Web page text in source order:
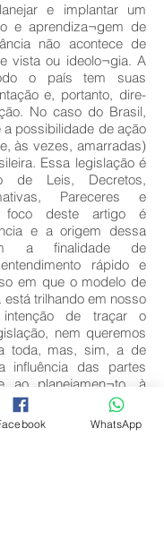
e implantar um
e aprendiza¬gem de
não acontece de
vista ou ideolo¬gia. A
o país tem suas
e, portanto, dire-
No caso do Brasil,
possibilidade de ação
às vezes, amarradas)
Essa legislação é
de Leis, Decretos,
Pareceres e
foco deste artigo é
e a origem dessa
a finalidade de
rápido e
em que o modelo de
trilhando em nosso
de traçar o
nem queremos
toda, mas, sim, a de
influência das partes
ao planejamen¬to, à
de um curso no
distância.
WhatsApp